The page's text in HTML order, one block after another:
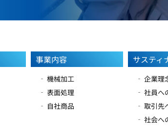
事業内容
‐ 機械加工
‐ 表面処理
‐ 自社商品
サスティ
‐ 企業理
‐ 社員へ
‐ 取引先
‐ 社会へ